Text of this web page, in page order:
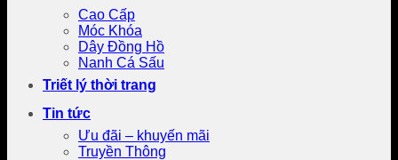
Cao Cấp
Móc Khóa
Dây Đồng Hồ
Nanh Cá Sấu
Triết lý thời trang
Tin tức
Ưu đãi – khuyến mãi
Truyền Thông